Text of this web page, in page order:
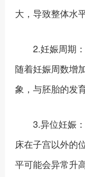
大，导致整体水
2.妊娠周期：
随着妊娠周数增
象，与胚胎的发
3.异位妊娠：
床在子宫以外的
平可能会异常升